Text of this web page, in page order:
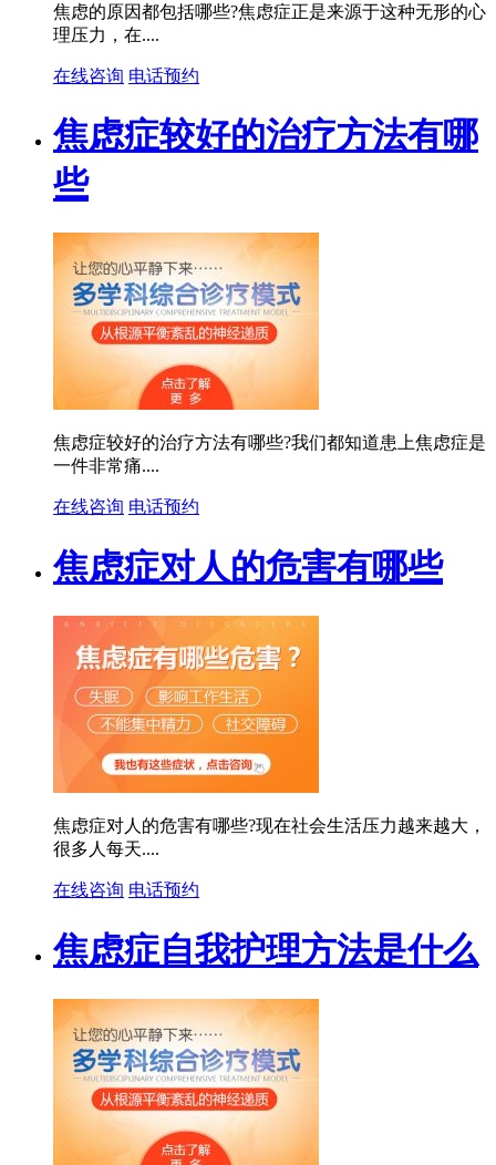
焦虑的原因都包括哪些?焦虑症正是来源于这种无形的心
理压力，在....
在线咨询 电话预约
焦虑症较好的治疗方法有哪
些
焦虑症较好的治疗方法有哪些?我们都知道患上焦虑症是
一件非常痛....
在线咨询 电话预约
焦虑症对人的危害有哪些
焦虑症对人的危害有哪些?现在社会生活压力越来越大，
很多人每天....
在线咨询 电话预约
焦虑症自我护理方法是什么